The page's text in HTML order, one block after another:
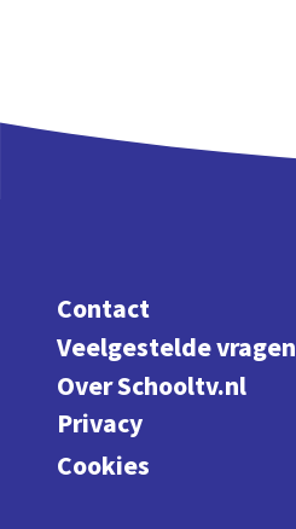
Contact
Veelgestelde vragen
Over Schooltv.nl
Privacy
Cookies